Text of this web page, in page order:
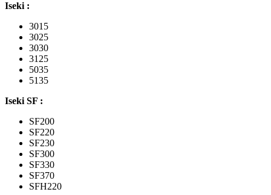
Iseki :
3015
3025
3030
3125
5035
5135
Iseki SF :
SF200
SF220
SF230
SF300
SF330
SF370
SFH220